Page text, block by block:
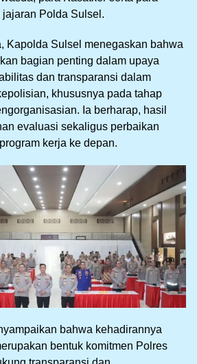
Polda Sulsel.
Kapolda Sulsel menegaskan bahwa
bagian penting dalam upaya
dan transparansi dalam
khususnya pada tahap
Ia berharap, hasil
evaluasi sekaligus perbaikan
kerja ke depan.
bahwa kehadirannya
bentuk komitmen Polres